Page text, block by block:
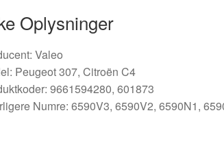
Oplysninger
Valeo
Peugeot 307, Citroën C4
9661594280, 601873
Numre: 6590V3, 6590V2, 6590N1,